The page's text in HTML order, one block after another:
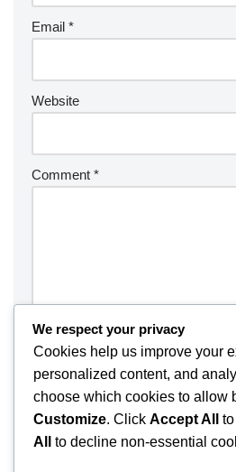
Email *
Website
Comment *
Save my name, email, and
next time I comment.
We respect your privacy
Cookies help us improve your
personalized content, and
choose which cookies to allow
Customize. Click Accept All
All
to decline non-essential